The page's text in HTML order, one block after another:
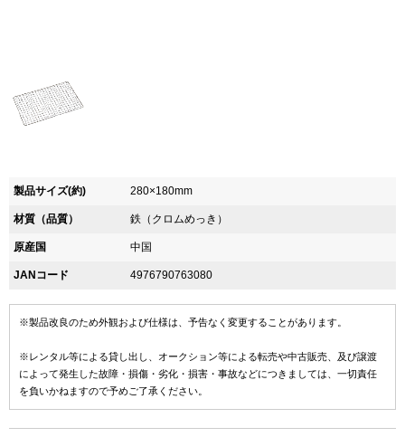
製品サイズ(約) 280×180mm
材質（品質） 鉄（クロムめっき）
原産国 中国
JANコード 4976790763080
※製品改良のため外観および仕様は、予告なく変更することがあります。
※レンタル等による貸し出し、オークション等による転売や中古販売、及び譲渡
によって発生した故障・損傷・劣化・損害・事故などにつきましては、一切責任
を負いかねますので予めご了承ください。